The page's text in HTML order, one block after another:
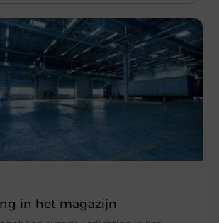
in het magazijn